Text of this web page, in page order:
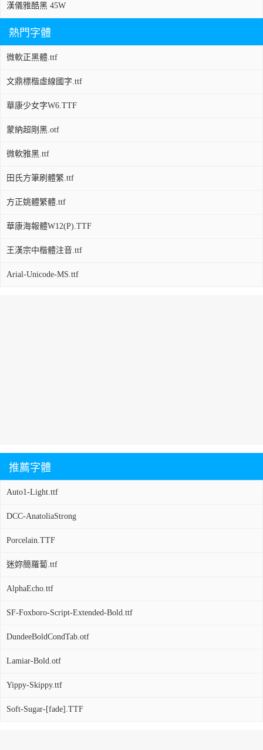
漢儀雅酷黑 45W
熱門字體
微軟正黑體.ttf
文鼎標楷虛線國字.ttf
華康少女字W6.TTF
蒙納超剛黑.otf
微軟雅黑.ttf
田氏方筆刷體繁.ttf
方正姚體繁體.ttf
華康海報體W12(P).TTF
王漢宗中楷體注音.ttf
Arial-Unicode-MS.ttf
推薦字體
Auto1-Light.ttf
DCC-AnatoliaStrong
Porcelain.TTF
迷妳簡羅蔔.ttf
AlphaEcho.ttf
SF-Foxboro-Script-Extended-Bold.ttf
DundeeBoldCondTab.otf
Lamiar-Bold.otf
Yippy-Skippy.ttf
Soft-Sugar-[fade].TTF